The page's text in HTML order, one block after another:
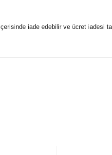
iade edebilir ve ücret iadesi